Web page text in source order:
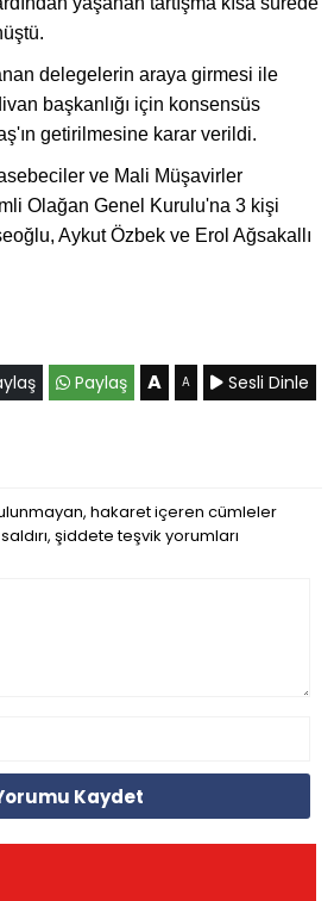
delegelerin araya girmesi ile
başkanlığı için konsensüs
getirilmesine karar verildi.
ve Mali Müşavirler
Olağan Genel Kurulu'na 3 kişi
Aykut Özbek ve Erol Ağsakallı
Paylaş A A Sesli Dinle
hakaret içeren cümleler
şiddete teşvik yorumları
Kaydet